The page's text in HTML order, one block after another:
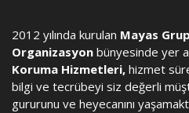
2012 yılında kurulan Mayas Grup
Organizasyon bünyesinde yer
Koruma Hizmetleri, hizmet
bilgi ve tecrübeyi siz değerli
gururunu ve heyecanını